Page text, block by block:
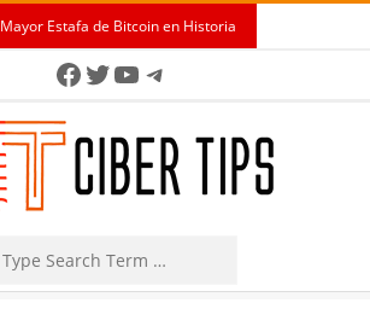
Mayor Estafa de Bitcoin en Historia
Facebook
Twitter
YouTube
Telegram